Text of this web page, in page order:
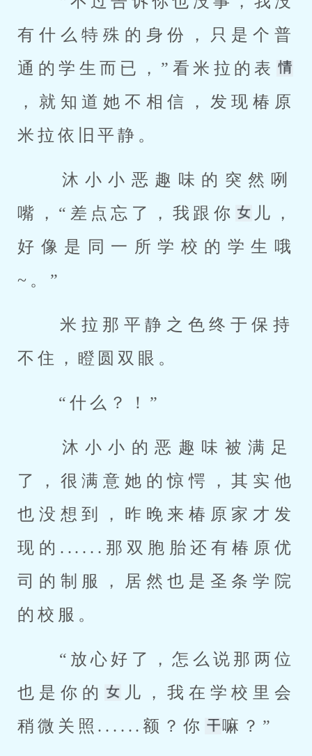
有什么特殊的身份，只是个普
通的学生而已，”看米拉的表
，就知道她不相信，发现椿原
米拉依旧平静。
嘴，“差点忘了，我跟你
儿，
好像是同一所学校的学生哦
~。”
不住，瞪圆双眼。
“什么？！”
了，很满意她的惊愕，其实他
也没想到，昨晚来椿原家才发
现的......那双胞胎还有椿原优
司的制服，居然也是圣条学院
的校服。
也是你的
儿，我在学校里会
稍微关照......额？你
嘛？”